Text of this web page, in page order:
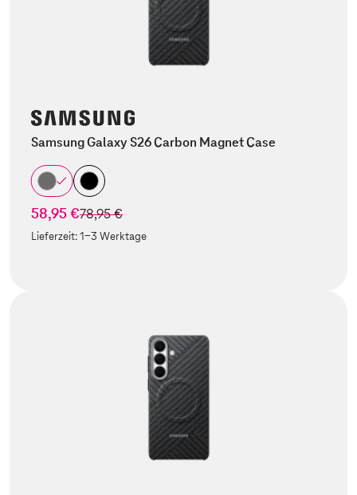
Samsung Galaxy S26 Carbon Magnet Case
58,95 €statt
78,95 €
Lieferzeit:1-3 Werktage